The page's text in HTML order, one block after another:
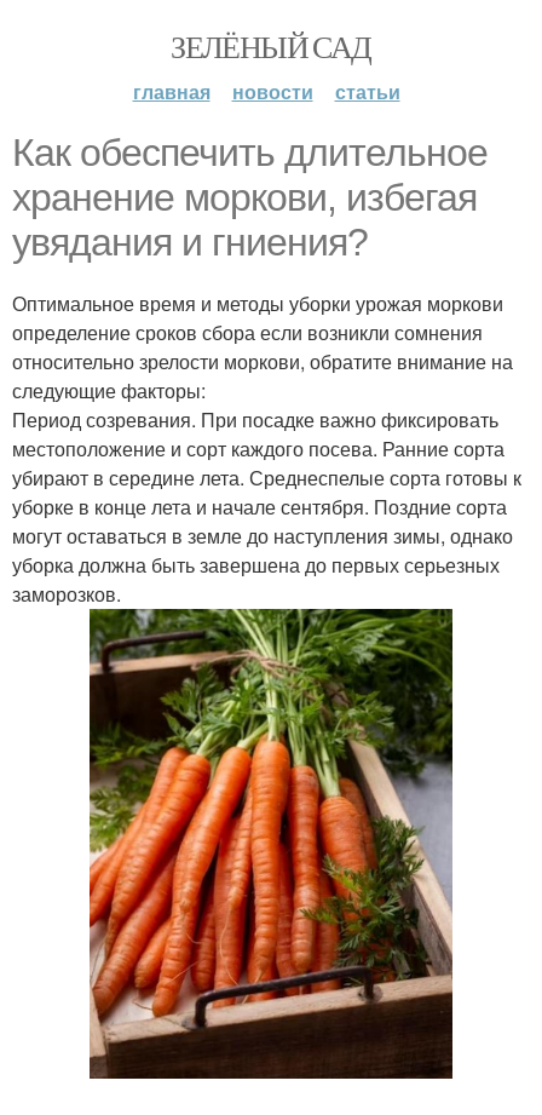
ЗЕЛЁНЫЙ САД
главная новости статьи
Как обеспечить длительное
хранение моркови, избегая
увядания и гниения?
Оптимальное время и методы уборки урожая моркови
определение сроков сбора если возникли сомнения
относительно зрелости моркови, обратите внимание на
следующие факторы:
Период созревания. При посадке важно фиксировать
местоположение и сорт каждого посева. Ранние сорта
убирают в середине лета. Среднеспелые сорта готовы к
уборке в конце лета и начале сентября. Поздние сорта
могут оставаться в земле до наступления зимы, однако
уборка должна быть завершена до первых серьезных
заморозков.